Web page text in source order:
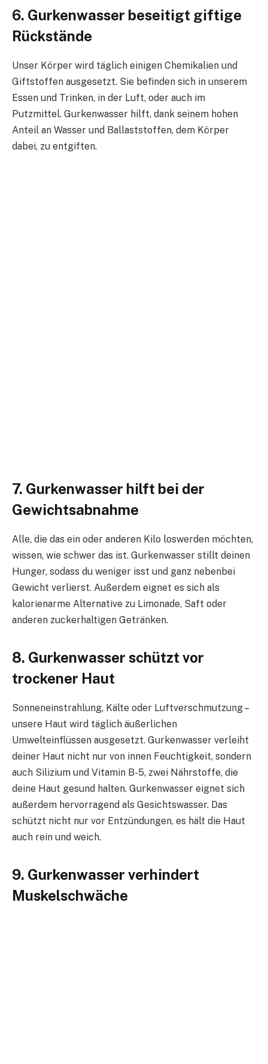
6. Gurkenwasser beseitigt giftige
Rückstände
Unser Körper wird täglich einigen Chemikalien und
Giftstoffen ausgesetzt. Sie befinden sich in unserem
Essen und Trinken, in der Luft, oder auch im
Putzmittel. Gurkenwasser hilft, dank seinem hohen
Anteil an Wasser und Ballaststoffen, dem Körper
dabei, zu entgiften.
7. Gurkenwasser hilft bei der
Gewichtsabnahme
Alle, die das ein oder anderen Kilo loswerden möchten,
wissen, wie schwer das ist. Gurkenwasser stillt deinen
Hunger, sodass du weniger isst und ganz nebenbei
Gewicht verlierst. Außerdem eignet es sich als
kalorienarme Alternative zu Limonade, Saft oder
anderen zuckerhaltigen Getränken.
8. Gurkenwasser schützt vor
trockener Haut
Sonneneinstrahlung, Kälte oder Luftverschmutzung –
unsere Haut wird täglich äußerlichen
Umwelteinflüssen ausgesetzt. Gurkenwasser verleiht
deiner Haut nicht nur von innen Feuchtigkeit, sondern
auch Silizium und Vitamin B-5, zwei Nährstoffe, die
deine Haut gesund halten. Gurkenwasser eignet sich
außerdem hervorragend als Gesichtswasser. Das
schützt nicht nur vor Entzündungen, es hält die Haut
auch rein und weich.
9. Gurkenwasser verhindert
Muskelschwäche